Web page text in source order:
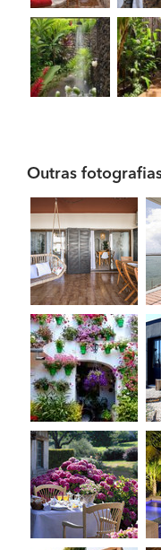
Outras